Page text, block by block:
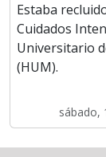
Estaba
Cuidados
Universitario
(HUM).
sábado,